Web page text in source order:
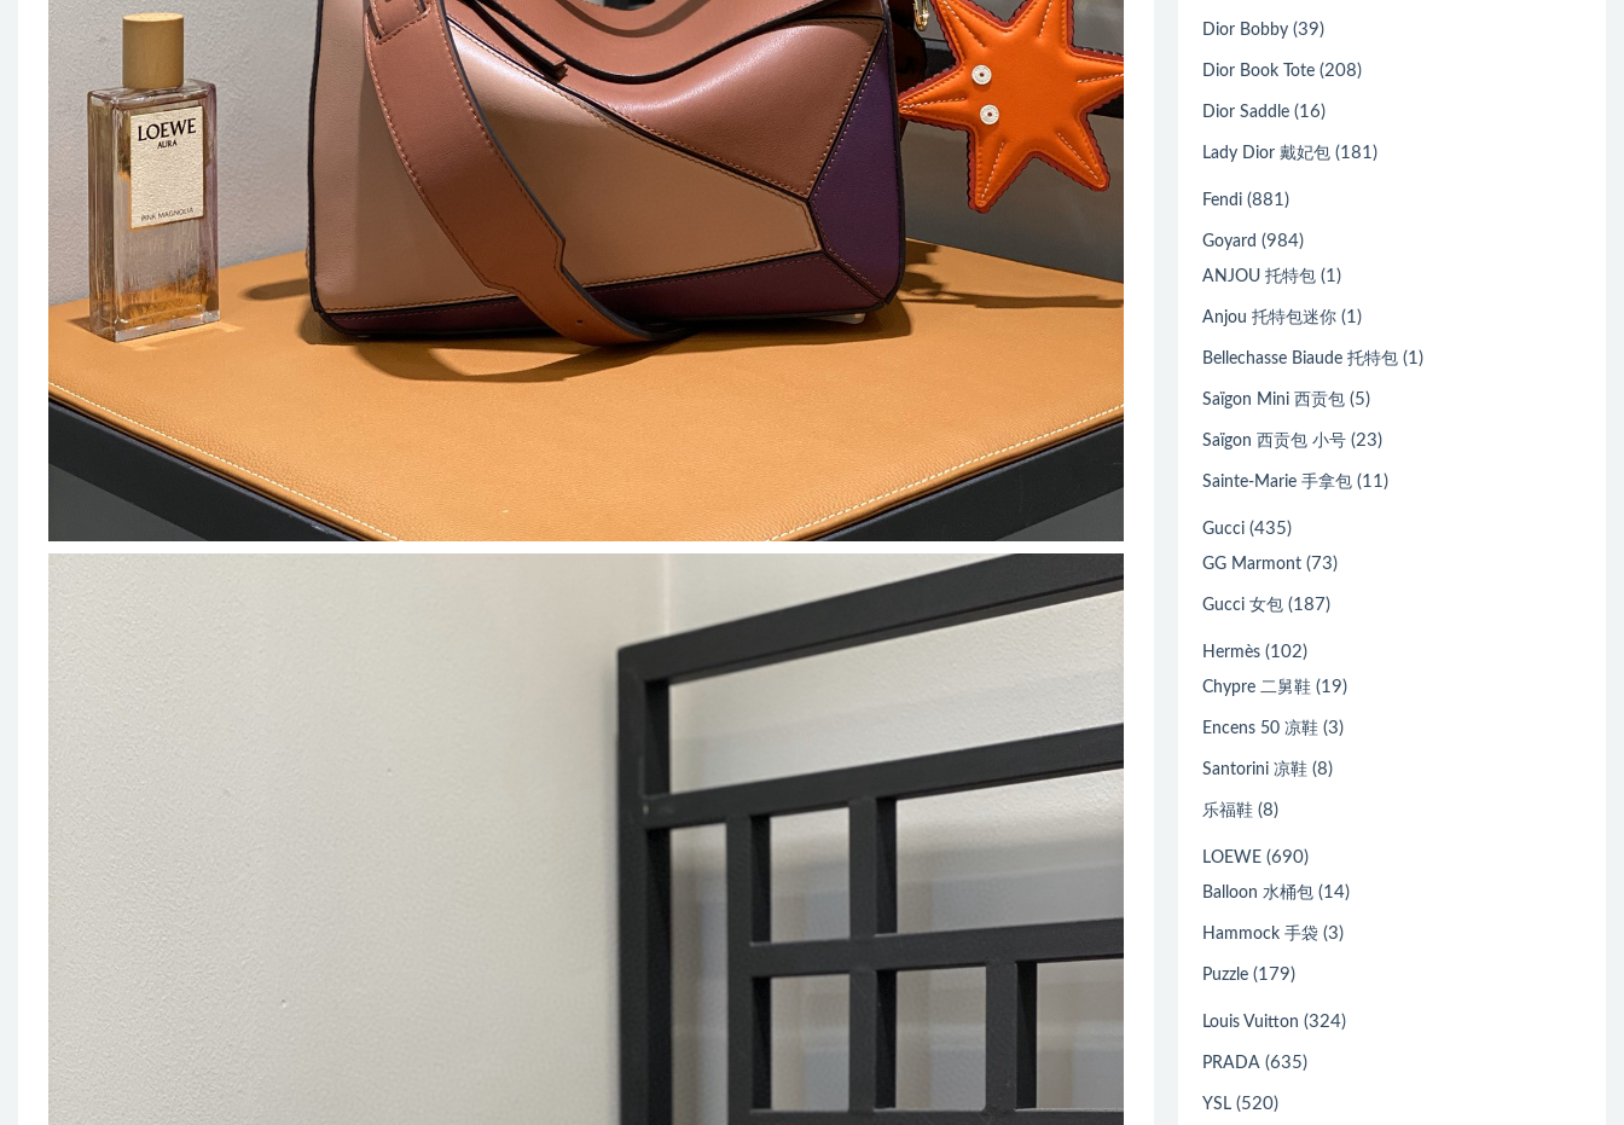
Dior Bobby (39)
Dior Book Tote (208)
Dior Saddle (16)
Lady Dior 戴妃包 (181)
Fendi (881)
Goyard (984)
ANJOU 托特包 (1)
Anjou 托特包迷你 (1)
Bellechasse Biaude 托特包 (1)
Saïgon Mini 西贡包 (5)
Saïgon 西贡包 小号 (23)
Sainte-Marie 手拿包 (11)
Gucci (435)
GG Marmont (73)
Gucci 女包 (187)
Hermès (102)
Chypre 二舅鞋 (19)
Encens 50 凉鞋 (3)
Santorini 凉鞋 (8)
乐福鞋 (8)
LOEWE (690)
Balloon 水桶包 (14)
Hammock 手袋 (3)
Puzzle (179)
Louis Vuitton (324)
PRADA (635)
YSL (520)